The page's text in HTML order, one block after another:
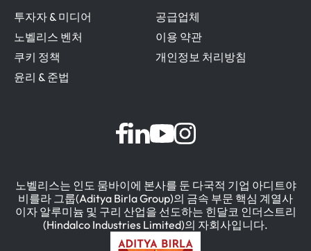
투자자 & 미디어
공급업체
노벨리스 벤처
이용 약관
쿠키 정책
개인정보 처리방침
윤리 & 준법
노벨리스는 인도 뭄바이에 본사를 둔 다국적 기업 아디트야
비를라 그룹(Aditya Birla Group)의 금속 부문 핵심 계열사
이자 알루미늄 및 구리 산업을 선도하는 힌달코 인더스트리
(Hindalco Industries Limited)의 자회사입니다.